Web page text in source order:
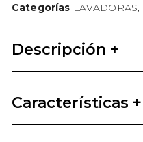
Categorías LAVADORAS
Descripción +
Características +